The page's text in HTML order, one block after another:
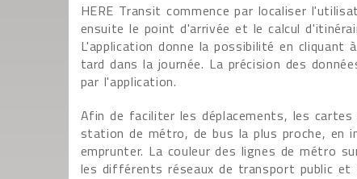
HERE Transit commence par localiser
ensuite le point d'arrivée et le calcul
L'application donne la possibilité en
tard dans la journée. La précision des
par l'application.
Afin de faciliter les déplacements, les
station de métro, de bus la plus proche, en
emprunter. La couleur des lignes de métro
les différents réseaux de transport public et